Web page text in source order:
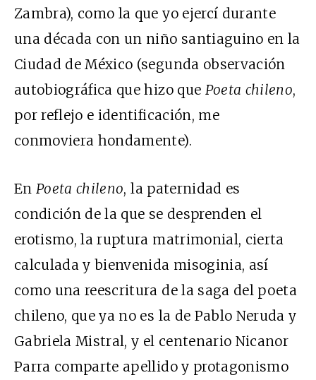
Zambra), como la que yo ejercí durante
una década con un niño santiaguino en la
Ciudad de México (segunda observación
autobiográfica que hizo que Poeta chileno,
por reflejo e identificación, me
conmoviera hondamente).
EnPoeta chileno, la paternidad es
condición de la que se desprenden el
erotismo, la ruptura matrimonial, cierta
calculada y bienvenida misoginia, así
como una reescritura de la saga del poeta
chileno, que ya no es la de Pablo Neruda y
Gabriela Mistral, y el centenario Nicanor
Parra comparte apellido y protagonismo